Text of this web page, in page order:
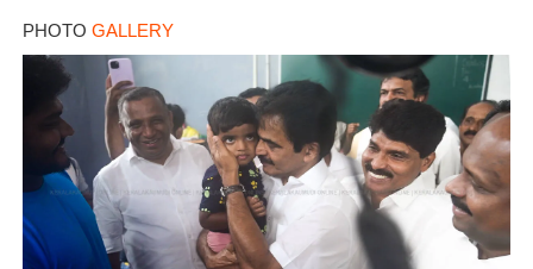
PHOTO GALLERY